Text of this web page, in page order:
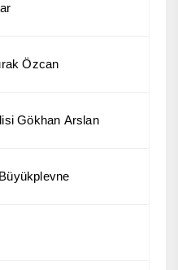
Özcan
Gökhan Arslan
Büyükplevne